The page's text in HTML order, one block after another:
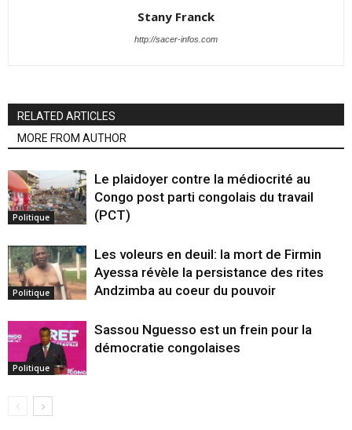
Stany Franck
http://sacer-infos.com
RELATED ARTICLES
MORE FROM AUTHOR
Politique
Le plaidoyer contre la médiocrité au
Congo post parti congolais du travail
(PCT)
Politique
Les voleurs en deuil: la mort de Firmin
Ayessa révèle la persistance des rites
Andzimba au coeur du pouvoir
Politique
Sassou Nguesso est un frein pour la
démocratie congolaises